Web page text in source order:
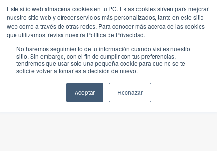
Este sitio web almacena cookies en tu PC. Estas cookies sirven para mejorar
nuestro sitio web y ofrecer servicios más personalizados, tanto en este sitio
web como a través de otras redes. Para conocer más acerca de las cookies
que utilizamos, revisa nuestra Política de Privacidad.
No haremos seguimiento de tu información cuando visites nuestro
sitio. Sin embargo, con el fin de cumplir con tus preferencias,
tendremos que usar solo una pequeña cookie para que no se te
solicite volver a tomar esta decisión de nuevo.
Aceptar Rechazar